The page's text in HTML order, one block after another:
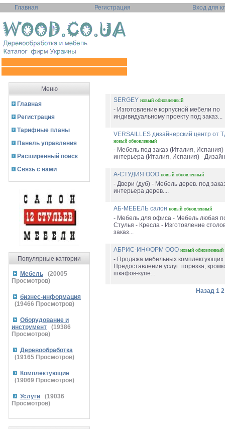
Главная Регистрация Вход для
Меню
Главная
Регистрация
Тарифные планы
Панель управления
Расширенный поиск
Связь с нами
Популярные катгории
Мебель (20005
Просмотров)
бизнес-информация
(19466 Просмотров)
Оборудование и
инструмент
(19386
Просмотров)
Деревообработка
(19165 Просмотров)
Комплектующие
(19069 Просмотров)
Услуги (19036
Просмотров)
SERGEY новый обновленный
- Изготовление корпусной мебели по
индивидуальному проекту под заказ...
VERSAILLES дизайнерский центр
новый обновленный
- Мебель под заказ (Италия,
интерьера (Италия, Испания) -
А-СТУДИЯ ООО новый обновленный
- Двери (дуб) - Мебель дерев. под
интерьера дерев....
АБ-МЕБЕЛЬ салон новый обновленный
- Мебель для офиса - Мебель любая
Стулья - Кресла - Изготовление
заказ...
АБРИС-ИНФОРМ ООО новый обновленный
- Продажа мебельных комплектующих
Предоставление услуг: порезка,
шкафов-купе...
Назад 1 2